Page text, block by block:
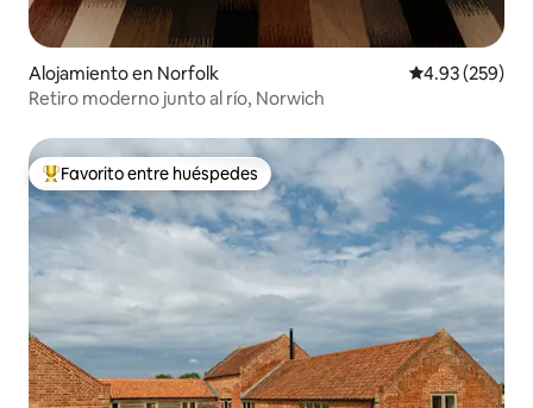
Alojamiento en Norfolk Calificación
4.93 (259)
Retiro moderno junto al río, Norwich
Favorito entre huéspedes preferido
Favorito entre huéspedes